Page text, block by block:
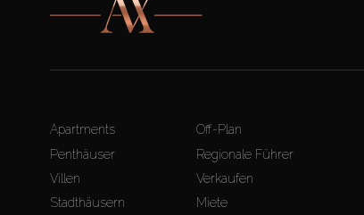
Apartments
Penthäuser
Villen
Stadthäusern
Off-Plan
Regionale Führer
Verkaufen
Miete